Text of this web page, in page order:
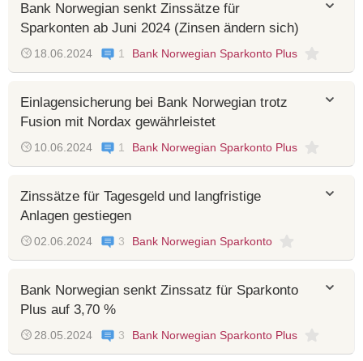
Bank Norwegian senkt Zinssätze für
Sparkonten ab Juni 2024 (Zinsen ändern sich)
18.06.2024 1 Bank Norwegian Sparkonto Plus
Einlagensicherung bei Bank Norwegian trotz
Fusion mit Nordax gewährleistet
10.06.2024 1 Bank Norwegian Sparkonto Plus
Zinssätze für Tagesgeld und langfristige
Anlagen gestiegen
02.06.2024 3 Bank Norwegian Sparkonto
Bank Norwegian senkt Zinssatz für Sparkonto
Plus auf 3,70 %
28.05.2024 3 Bank Norwegian Sparkonto Plus